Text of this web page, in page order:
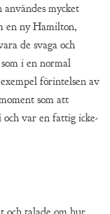
mycket
en ny Hamilton,
de svaga och
i en normal
förintelsen av
som att
var en fattig icke-